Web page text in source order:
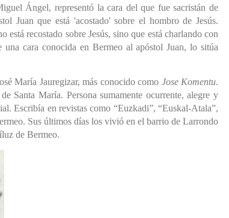
Ángel, representó la cara del que fue sacristán de
Juan que está 'acostado' sobre el hombro de Jesús.
está recostado sobre Jesús, sino que está charlando con
cara conocida en Bermeo al apóstol Juan, lo sitúa
María Jauregizar, más conocido como Jose Komentu.
Santa María. Persona sumamente ocurrente, alegre y
Escribía en revistas como “Euzkadi”, “Euskal-Atala”,
Sus últimos días los vivió en el barrio de Larrondo
de Bermeo.